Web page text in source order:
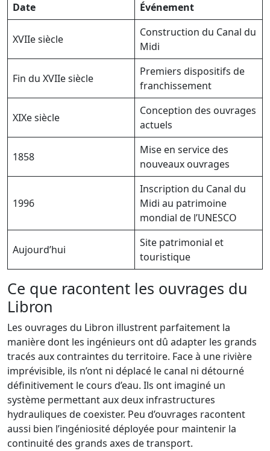
Date Événement
XVIIe siècle
Construction du Canal du
Midi
Fin du XVIIe siècle
Premiers dispositifs de
franchissement
XIXe siècle
Conception des ouvrages
actuels
1858
Mise en service des
nouveaux ouvrages
1996
Inscription du Canal du
Midi au patrimoine
mondial de l’UNESCO
Aujourd’hui
Site patrimonial et
touristique
Ce que racontent les ouvrages du
Libron
Les ouvrages du Libron illustrent parfaitement la
manière dont les ingénieurs ont dû adapter les grands
tracés aux contraintes du territoire. Face à une rivière
imprévisible, ils n’ont ni déplacé le canal ni détourné
définitivement le cours d’eau. Ils ont imaginé un
système permettant aux deux infrastructures
hydrauliques de coexister. Peu d’ouvrages racontent
aussi bien l’ingéniosité déployée pour maintenir la
continuité des grands axes de transport.